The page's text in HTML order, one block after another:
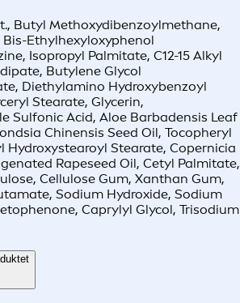
Butyl Methoxydibenzoylmethane,
Bis-Ethylhexyloxyphenol
Isopropyl Palmitate, C12-15 Alkyl
Butylene Glycol
Diethylamino Hydroxybenzoyl
Stearate, Glycerin,
Sulfonic Acid, Aloe Barbadensis Leaf
Chinensis Seed Oil, Tocopheryl
Hydroxystearoyl Stearate, Copernicia
Rapeseed Oil, Cetyl Palmitate,
Cellulose Gum, Xanthan Gum,
Sodium Hydroxide, Sodium
Caprylyl Glycol, Trisodium